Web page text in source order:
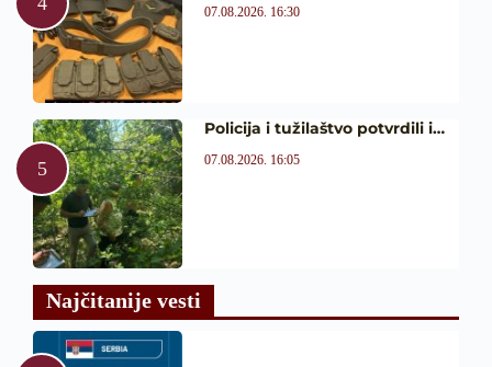
07.08.2026. 16:30
Policija i tužilaštvo potvrdili i…
07.08.2026. 16:05
Najčitanije vesti